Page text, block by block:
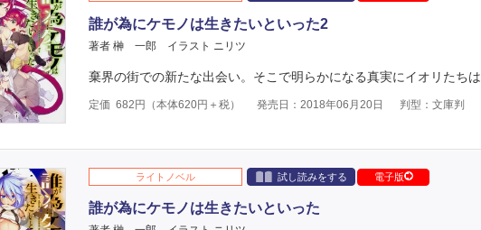
誰が為にケモノは生きたいといった2
著者 榊 一郎 イラスト ニリツ
棄界の街での新たな出会い。そこで明らかになる真実にイオリた
定価 682 円（本体620円＋税） 発売日：2018年06月20日 判型：文庫判
ライトノベル 試し読みをする 電子版
誰が為にケモノは生きたいといった